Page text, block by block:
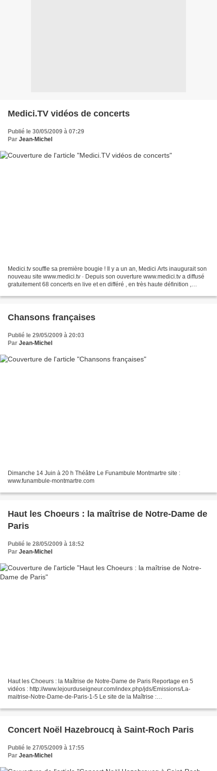
Medici.TV vidéos de concerts
Publié le 30/05/2009 à 07:29
Par Jean-Michel
Medici.tv souffle sa première bougie ! Il y a un an, Medici Arts inaugurait son
nouveau site www.medici.tv · Depuis son ouverture www.medici.tv a diffusé
gratuitement 68 concerts en live et en différé , en très haute définition ,
Chansons françaises
Publié le 29/05/2009 à 20:03
Par Jean-Michel
Dimanche 14 Juin à 20 h Théâtre Le Funambule Montmartre site :
www.funambule-montmartre.com
Haut les Choeurs : la maîtrise de Notre-Dame de
Paris
Publié le 28/05/2009 à 18:52
Par Jean-Michel
Haut les Choeurs : la Maîtrise de Notre-Dame de Paris Reportage en 5
vidéos : http://www.lejourduseigneur.com/index.php/jds/Emissions/La-
maitrise-Notre-Dame-de-Paris-1-5 Le site de la Maîtrise :
Concert Noël Hazebroucq à Saint-Roch Paris
Publié le 27/05/2009 à 17:55
Par Jean-Michel